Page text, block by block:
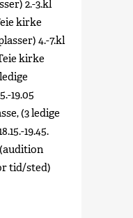
2.-3.kl
kirke
4.-7.kl
kirke
19.05
(3 ledige
19.45.
tid/sted)